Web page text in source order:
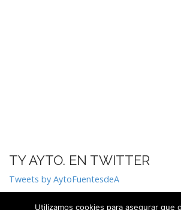
TY AYTO. EN TWITTER
Tweets by AytoFuentesdeA
Utilizamos cookies para asegurar que